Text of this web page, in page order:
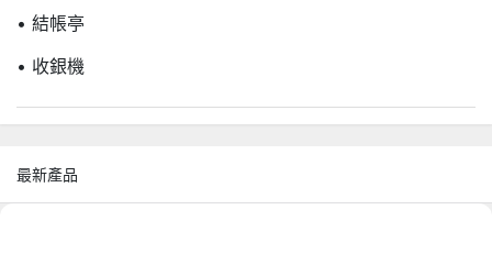
• 結帳亭
• 收銀機
最新產品